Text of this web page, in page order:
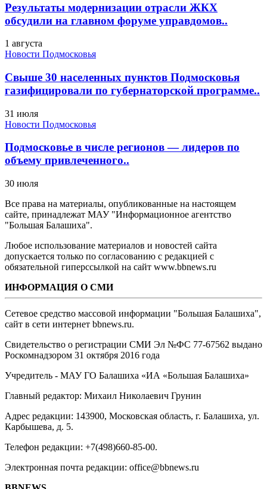
Результаты модернизации отрасли ЖКХ
обсудили на главном форуме управдомов..
1 августа
Новости Подмосковья
Свыше 30 населенных пунктов Подмосковья
газифицировали по губернаторской программе..
31 июля
Новости Подмосковья
Подмосковье в числе регионов — лидеров по
объему привлеченного..
30 июля
Все права на материалы, опубликованные на настоящем
сайте, принадлежат МАУ "Информационное агентство
"Большая Балашиха".
Любое использование материалов и новостей сайта
допускается только по согласованию с редакцией с
обязательной гиперссылкой на сайт www.bbnews.ru
ИНФОРМАЦИЯ О СМИ
Сетевое средство массовой информации "Большая Балашиха",
сайт в сети интернет bbnews.ru.
Свидетельство о регистрации СМИ Эл №ФС ‎77-67562 выдано
Роскомнадзором 31 октября 2016 года
Учредитель - МАУ ГО Балашиха «ИА «Большая Балашиха»
Главный редактор: Михаил Николаевич Грунин
Адрес редакции: 143900, Московская область, г. Балашиха, ул.
Карбышева, д. 5.
Телефон редакции: +7(498)660-85-00.
Электронная почта редакции: office@bbnews.ru